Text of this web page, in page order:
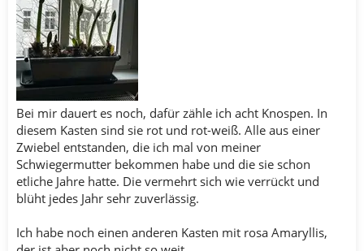
Bei mir dauert es noch, dafür zähle ich acht Knospen. In
diesem Kasten sind sie rot und rot-weiß. Alle aus einer
Zwiebel entstanden, die ich mal von meiner
Schwiegermutter bekommen habe und die sie schon
etliche Jahre hatte. Die vermehrt sich wie verrückt und
blüht jedes Jahr sehr zuverlässig.
Ich habe noch einen anderen Kasten mit rosa Amaryllis,